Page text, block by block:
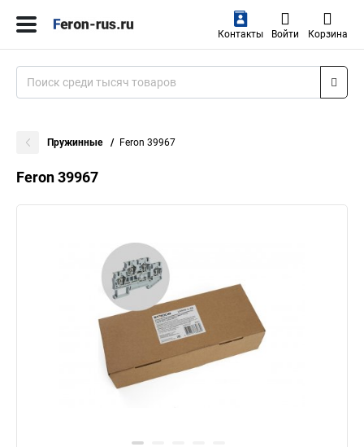
Контакты Войти Корзина
Пружинные Feron 39967
Feron 39967